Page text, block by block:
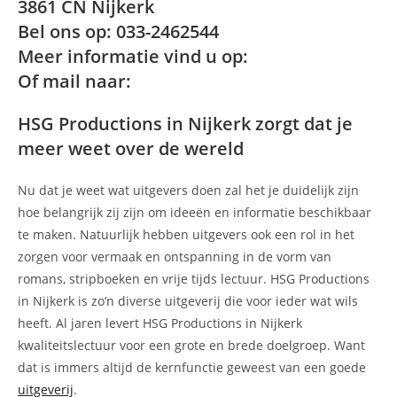
3861 CN Nijkerk
Bel ons op: 033-2462544
Meer informatie vind u op:
Of mail naar:
HSG Productions in Nijkerk zorgt dat je
meer weet over de wereld
Nu dat je weet wat uitgevers doen zal het je duidelijk zijn
hoe belangrijk zij zijn om ideeën en informatie beschikbaar
te maken. Natuurlijk hebben uitgevers ook een rol in het
zorgen voor vermaak en ontspanning in de vorm van
romans, stripboeken en vrije tijds lectuur. HSG Productions
in Nijkerk is zo’n diverse uitgeverij die voor ieder wat wils
heeft. Al jaren levert HSG Productions in Nijkerk
kwaliteitslectuur voor een grote en brede doelgroep. Want
dat is immers altijd de kernfunctie geweest van een goede
uitgeverij.